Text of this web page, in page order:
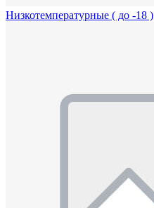
Низкотемпературные ( до -18 )